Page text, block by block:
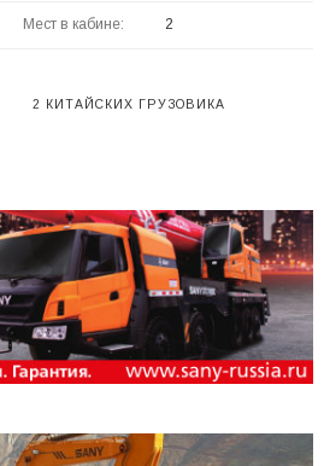
Мест в кабине: 2
2 КИТАЙСКИХ ГРУЗОВИКА